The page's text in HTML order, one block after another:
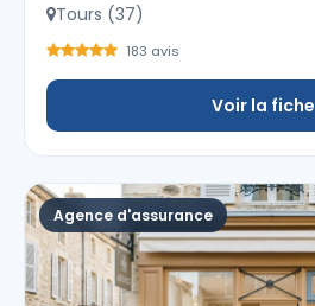
Tours (37)
183 avis
Voir la fiche
Agence d'assurance